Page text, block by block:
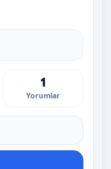
1
Yorumlar